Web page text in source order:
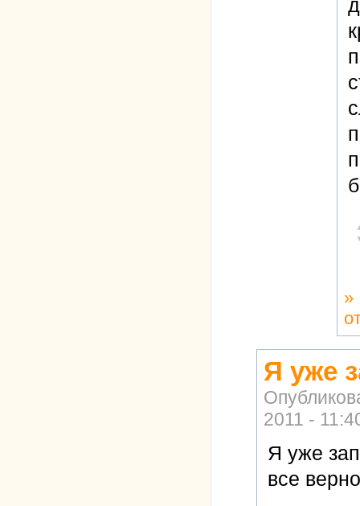
»
Я уже
2011 -
Я уже
все